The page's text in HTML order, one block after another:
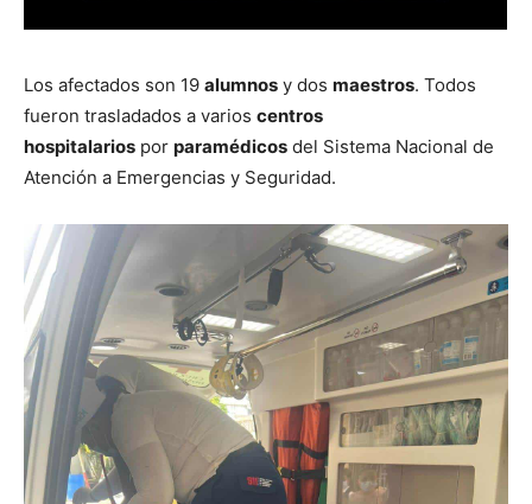
Los afectados son 19 alumnos y dos maestros. Todos
fueron trasladados a varios centros
hospitalarios por paramédicos del Sistema Nacional de
Atención a Emergencias y Seguridad.